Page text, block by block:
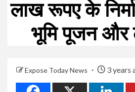
लाख रूपए के
भूमि पूजन और
Expose Today News 3 years